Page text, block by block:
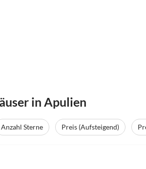
in Apulien
Anzahl Sterne Preis (Aufsteigend)